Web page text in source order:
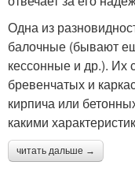
Одна из
балочные (бывают
кессонные и др.). Их
бревенчатых и
кирпича или
какими
читать дальше →